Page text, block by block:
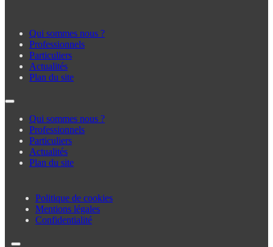
Qui sommes nous ?
Professionnels
Particuliers
Actualités
Plan du site
Qui sommes nous ?
Professionnels
Particuliers
Actualités
Plan du site
Politique de cookies
Mentions légales
Confidentialité